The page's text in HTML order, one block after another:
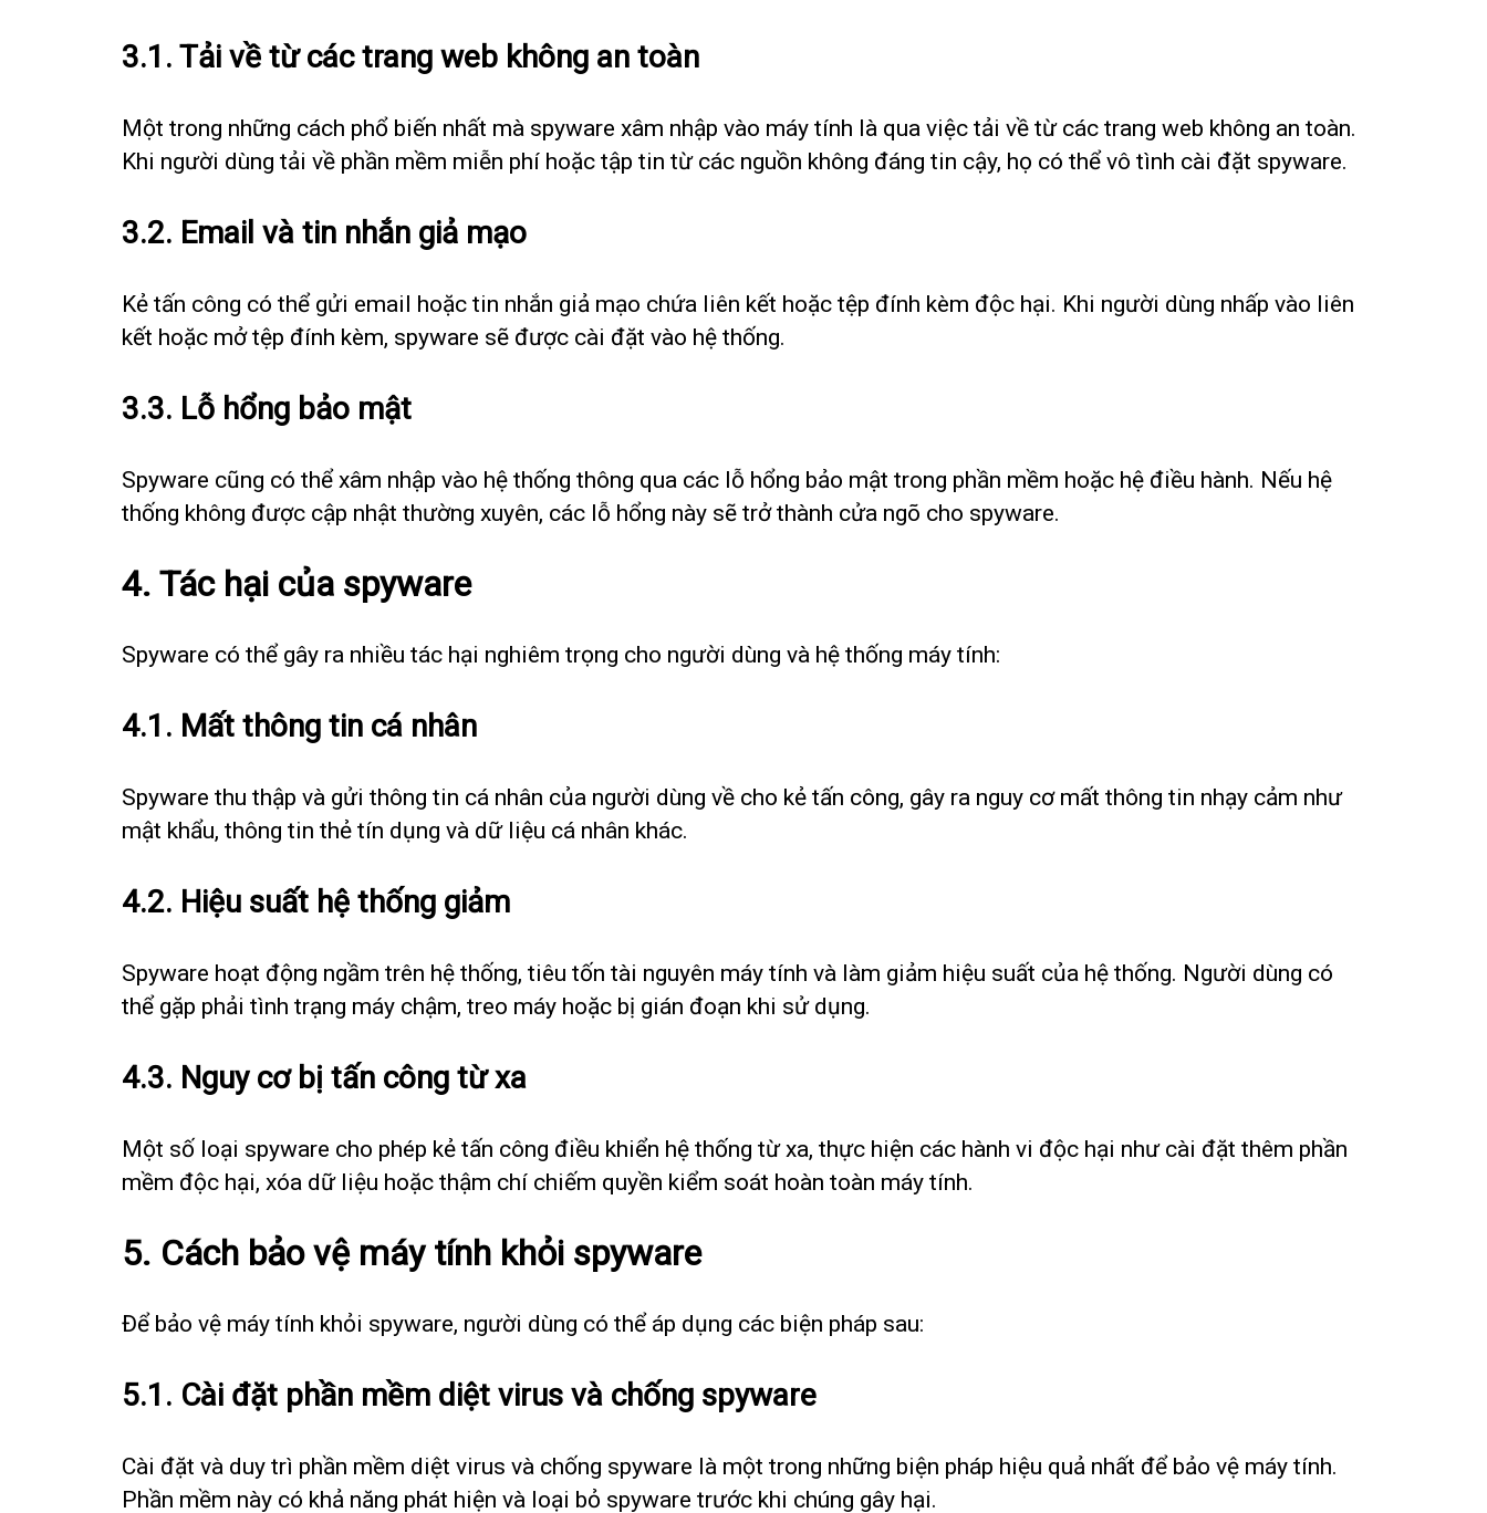
3.1. Tải về từ các trang web không an toàn
Một trong những cách phổ biến nhất mà spyware xâm nhập vào máy tính là qua việc tải về từ các trang web không an toàn.
Khi người dùng tải về phần mềm miễn phí hoặc tập tin từ các nguồn không đáng tin cậy, họ có thể vô tình cài đặt spyware.
3.2. Email và tin nhắn giả mạo
Kẻ tấn công có thể gửi email hoặc tin nhắn giả mạo chứa liên kết hoặc tệp đính kèm độc hại. Khi người dùng nhấp vào liên
kết hoặc mở tệp đính kèm, spyware sẽ được cài đặt vào hệ thống.
3.3. Lỗ hổng bảo mật
Spyware cũng có thể xâm nhập vào hệ thống thông qua các lỗ hổng bảo mật trong phần mềm hoặc hệ điều hành. Nếu hệ
thống không được cập nhật thường xuyên, các lỗ hổng này sẽ trở thành cửa ngõ cho spyware.
4. Tác hại của spyware
Spyware có thể gây ra nhiều tác hại nghiêm trọng cho người dùng và hệ thống máy tính:
4.1. Mất thông tin cá nhân
Spyware thu thập và gửi thông tin cá nhân của người dùng về cho kẻ tấn công, gây ra nguy cơ mất thông tin nhạy cảm như
mật khẩu, thông tin thẻ tín dụng và dữ liệu cá nhân khác.
4.2. Hiệu suất hệ thống giảm
Spyware hoạt động ngầm trên hệ thống, tiêu tốn tài nguyên máy tính và làm giảm hiệu suất của hệ thống. Người dùng có
thể gặp phải tình trạng máy chậm, treo máy hoặc bị gián đoạn khi sử dụng.
4.3. Nguy cơ bị tấn công từ xa
Một số loại spyware cho phép kẻ tấn công điều khiển hệ thống từ xa, thực hiện các hành vi độc hại như cài đặt thêm phần
mềm độc hại, xóa dữ liệu hoặc thậm chí chiếm quyền kiểm soát hoàn toàn máy tính.
5. Cách bảo vệ máy tính khỏi spyware
Để bảo vệ máy tính khỏi spyware, người dùng có thể áp dụng các biện pháp sau:
5.1. Cài đặt phần mềm diệt virus và chống spyware
Cài đặt và duy trì phần mềm diệt virus và chống spyware là một trong những biện pháp hiệu quả nhất để bảo vệ máy tính.
Phần mềm này có khả năng phát hiện và loại bỏ spyware trước khi chúng gây hại.